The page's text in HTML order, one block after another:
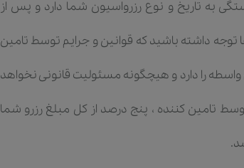
به تاریخ و نوع رزرواسیون شما دارد و پس از
توجه داشته باشید که قوانین و جرایم توسط تامین
را دارد و هیچگونه مسئولیت قانونی نخواهد
تامین کننده ، پنج درصد از کل مبلغ رزرو شما